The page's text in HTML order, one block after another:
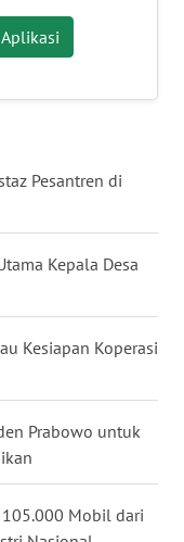
Pesantren di
Kepala Desa
Kesiapan Koperasi
Prabowo untuk
Mobil dari